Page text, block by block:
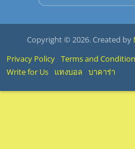
Copyright © 2026. Created by
Privacy Policy Terms and
Write for Us
แทงบอล บาคาร่า